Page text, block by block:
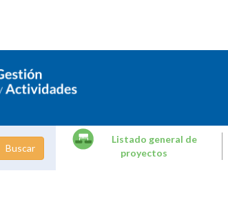
Listado general de
proyectos